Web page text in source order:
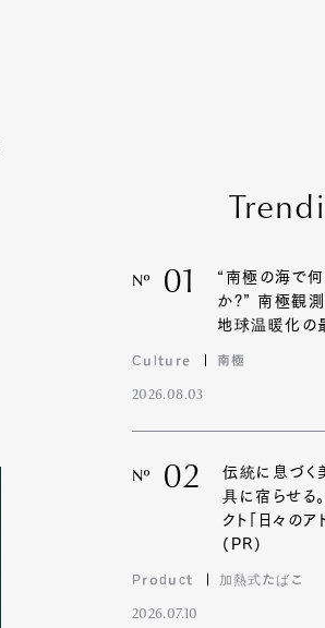
Nº 01
“南極の海で
か?” 南極観測
地球温暖化の
Culture 南極
2026.08.03
Nº 02
伝統に息づく
具に宿らせる
クト「日々のア
(PR)
Product 加熱式たばこ
2026.07.10